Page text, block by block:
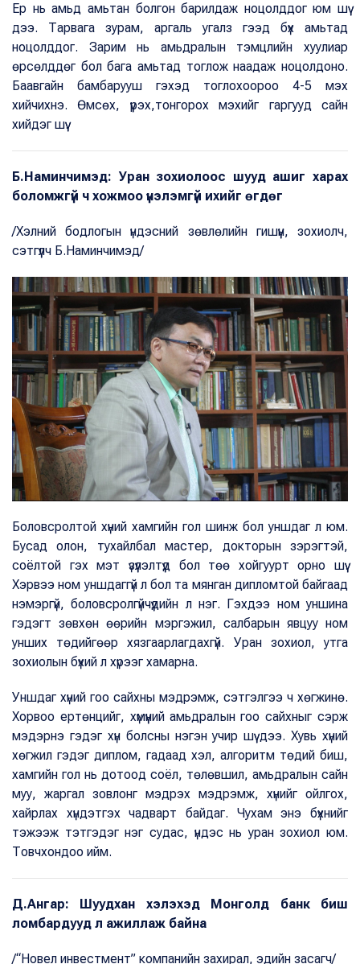
Ер нь амьд амьтан болгон барилдаж ноцолддог юм шүү
дээ. Тарвага зурам, аргаль угалз гээд бүх амьтад
ноцолддог. Зарим нь амьдралын тэмцлийн хуулиар
өрсөлддөг бол бага амьтад тоглож наадаж ноцолдоно.
Баавгайн бамбарууш гэхэд тоглохоороо 4-5 мэх
хийчихнэ. Өмсөх, үүрэх,тонгорох мэхийг гаргууд сайн
хийдэг шүү.
Б.Наминчимэд: Уран зохиолоос шууд ашиг харах
боломжгүй ч хожмоо үнэлэмгүй ихийг өгдөг
/Хэлний бодлогын үндэсний зөвлөлийн гишүүн, зохиолч,
сэтгүүлч Б.Наминчимэд/
Боловсролтой хүний хамгийн гол шинж бол уншдаг л юм.
Бусад олон, тухайлбал мастер, докторын зэрэгтэй,
соёлтой гэх мэт үзүүлэлтүүд бол төө хойгуурт орно шүү.
Хэрвээ ном уншдаггүй л бол та мянган дипломтой байгаад
нэмэргүй, боловсролгүйчүүдийн л нэг. Гэхдээ ном уншина
гэдэгт зөвхөн өөрийн мэргэжил, салбарын явцуу ном
унших төдийгөөр хязгаарлагдахгүй. Уран зохиол, утга
зохиолын бүхий л хүрээг хамарна.
Уншдаг хүний гоо сайхны мэдрэмж, сэтгэлгээ ч хөгжинө.
Хорвоо ертөнцийг, хүмүүний амьдралын гоо сайхныг сэрж
мэдэрнэ гэдэг хүн болсны нэгэн учир шүү дээ. Хувь хүний
хөгжил гэдэг диплом, гадаад хэл, алгоритм төдий биш,
хамгийн гол нь дотоод соёл, төлөвшил, амьдралын сайн
муу, жаргал зовлонг мэдрэх мэдрэмж, хүнийг ойлгох,
хайрлах хүндэтгэх чадварт байдаг. Чухам энэ бүхнийг
тэжээж тэтгэдэг нэг судас, үндэс нь уран зохиол юм.
Товчхондоо ийм.
Д.Ангар: Шуудхан хэлэхэд Монголд банк биш
ломбардууд л ажиллаж байна
/“Новел инвестмент” компанийн захирал, эдийн засагч/